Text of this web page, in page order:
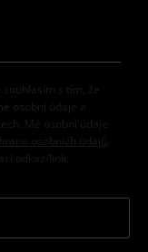
s tím, že
osobní údaje a
Mé osobní údaje
osobních údajů
odkaz/link.